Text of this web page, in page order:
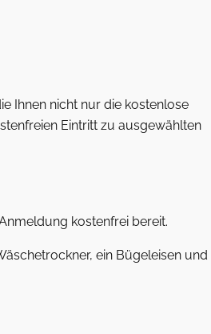
Ihnen nicht nur die kostenlose
Eintritt zu ausgewählten
kostenfrei bereit.
ein Bügeleisen und